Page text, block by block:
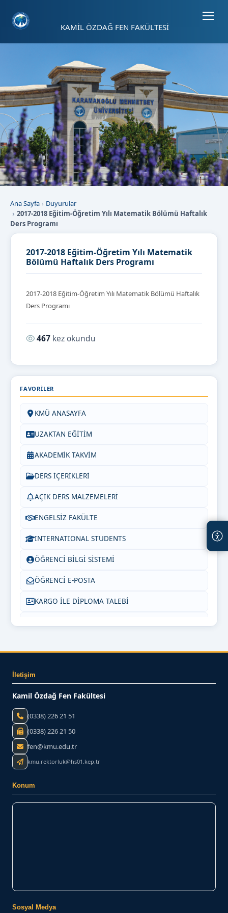
KAMİL ÖZDAĞ FEN FAKÜLTESİ
Ana Sayfa
Duyurular
2017-2018 Eğitim-Öğretim Yılı Matematik Bölümü Haftalık
Ders Programı
2017-2018 Eğitim-Öğretim Yılı Matematik
Bölümü Haftalık Ders Programı
2017-2018 Eğitim-Öğretim Yılı Matematik Bölümü Haftalık
Ders Programı
Okunma sayısı:
467 kez okundu
FAVORILER
KMÜ ANASAYFA
UZAKTAN EĞİTİM
AKADEMİK TAKVİM
DERS İÇERİKLERİ
AÇIK DERS MALZEMELERİ
ENGELSİZ FAKÜLTE
INTERNATIONAL STUDENTS
ÖĞRENCİ BİLGİ SİSTEMİ
ÖĞRENCİ E-POSTA
KARGO İLE DİPLOMA TALEBİ
İletişim
Kamil Özdağ Fen Fakültesi
(0338) 226 21 51
(0338) 226 21 50
fen@kmu.edu.tr
kmu.rektorluk@hs01.kep.tr
Konum
Sosyal Medya